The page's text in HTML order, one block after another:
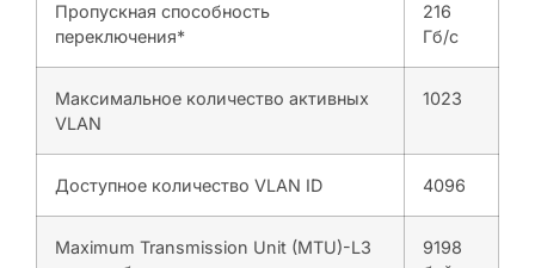
Пропускная способность
переключения*
216
Гб/с
Максимальное количество активных
VLAN
1023
Доступное количество VLAN ID 4096
Maximum Transmission Unit (MTU)-L3
9198